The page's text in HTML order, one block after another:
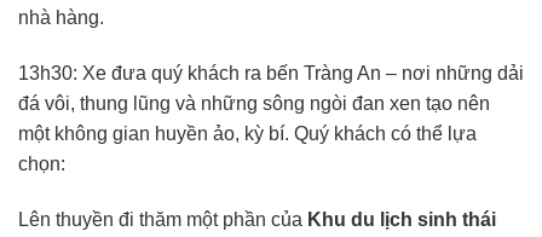
nhà hàng.
13h30: Xe đưa quý khách ra bến Tràng An – nơi những dải
đá vôi, thung lũng và những sông ngòi đan xen tạo nên
một không gian huyền ảo, kỳ bí. Quý khách có thể lựa
chọn:
Lên thuyền đi thăm một phần của Khu du lịch sinh thái